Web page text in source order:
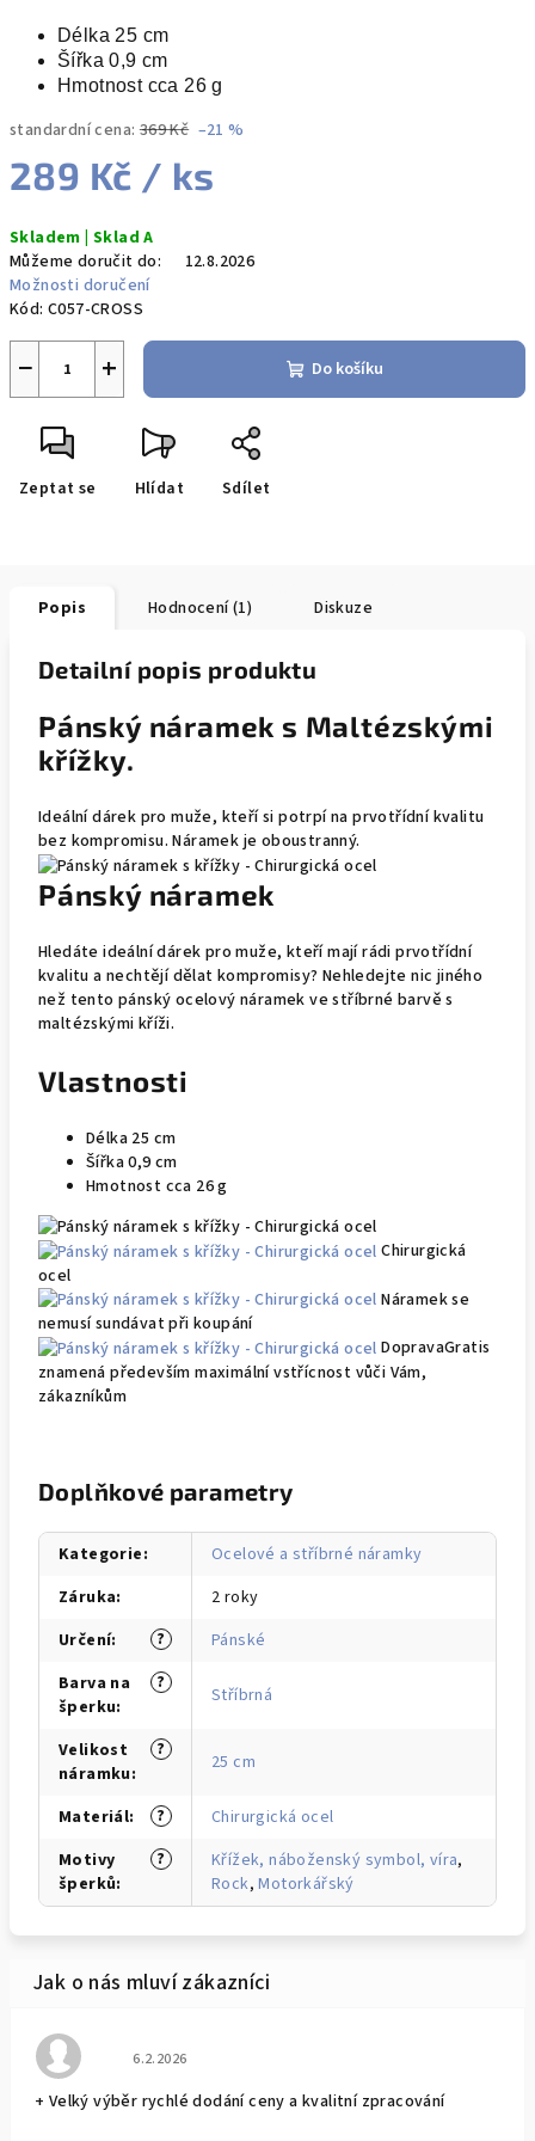
Délka 25 cm
Šířka 0,9 cm
Hmotnost cca 26 g
standardní cena: 369 Kč –21 %
289 Kč / ks
cena:
Skladem | Sklad A
Můžeme doručit do:
12.8.2026
Možnosti doručení
Kód: C057-CROSS
+
− Do košíku
Zeptat se Hlídat Sdílet
Popis Hodnocení (1) Diskuze
Detailní popis produktu
Pánský náramek s Maltézskými
křížky.
Ideální dárek pro muže, kteří si potrpí na prvotřídní kvalitu
bez kompromisu. Náramek je oboustranný.
Pánský náramek
Hledáte ideální dárek pro muže, kteří mají rádi prvotřídní
kvalitu a nechtějí dělat kompromisy? Nehledejte nic jiného
než tento pánský ocelový náramek ve stříbrné barvě s
maltézskými kříži.
Vlastnosti
Délka 25 cm
Šířka 0,9 cm
Hmotnost cca 26 g
Chirurgická
ocel
Náramek se
nemusí sundávat při koupání
DopravaGratis
znamená především maximální vstřícnost vůči Vám,
zákazníkům
Doplňkové parametry
Kategorie:
Ocelové a stříbrné náramky
Záruka:
2 roky
?
Určení:
Pánské
?
Barva na
šperku: Stříbrná
?
Velikost
náramku: 25 cm
?
Materiál:
Chirurgická ocel
?
Motivy
šperků:
Křížek, náboženský symbol, víra,
Rock,Motorkářský
Hodnocení obchodu je 5 z 5 hvězdiček.
6.2.2026
+ Velký výběr rychlé dodání ceny a kvalitní zpracování